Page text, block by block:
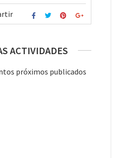
ACTIVIDADES
próximos publicados